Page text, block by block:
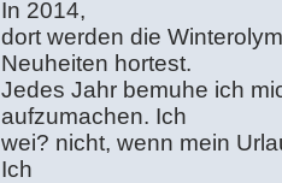
In 2014,
dort werden die
Neuheiten hortest.
Jedes Jahr bemuhe ich
aufzumachen. Ich
wei? nicht, wenn mein
Ich